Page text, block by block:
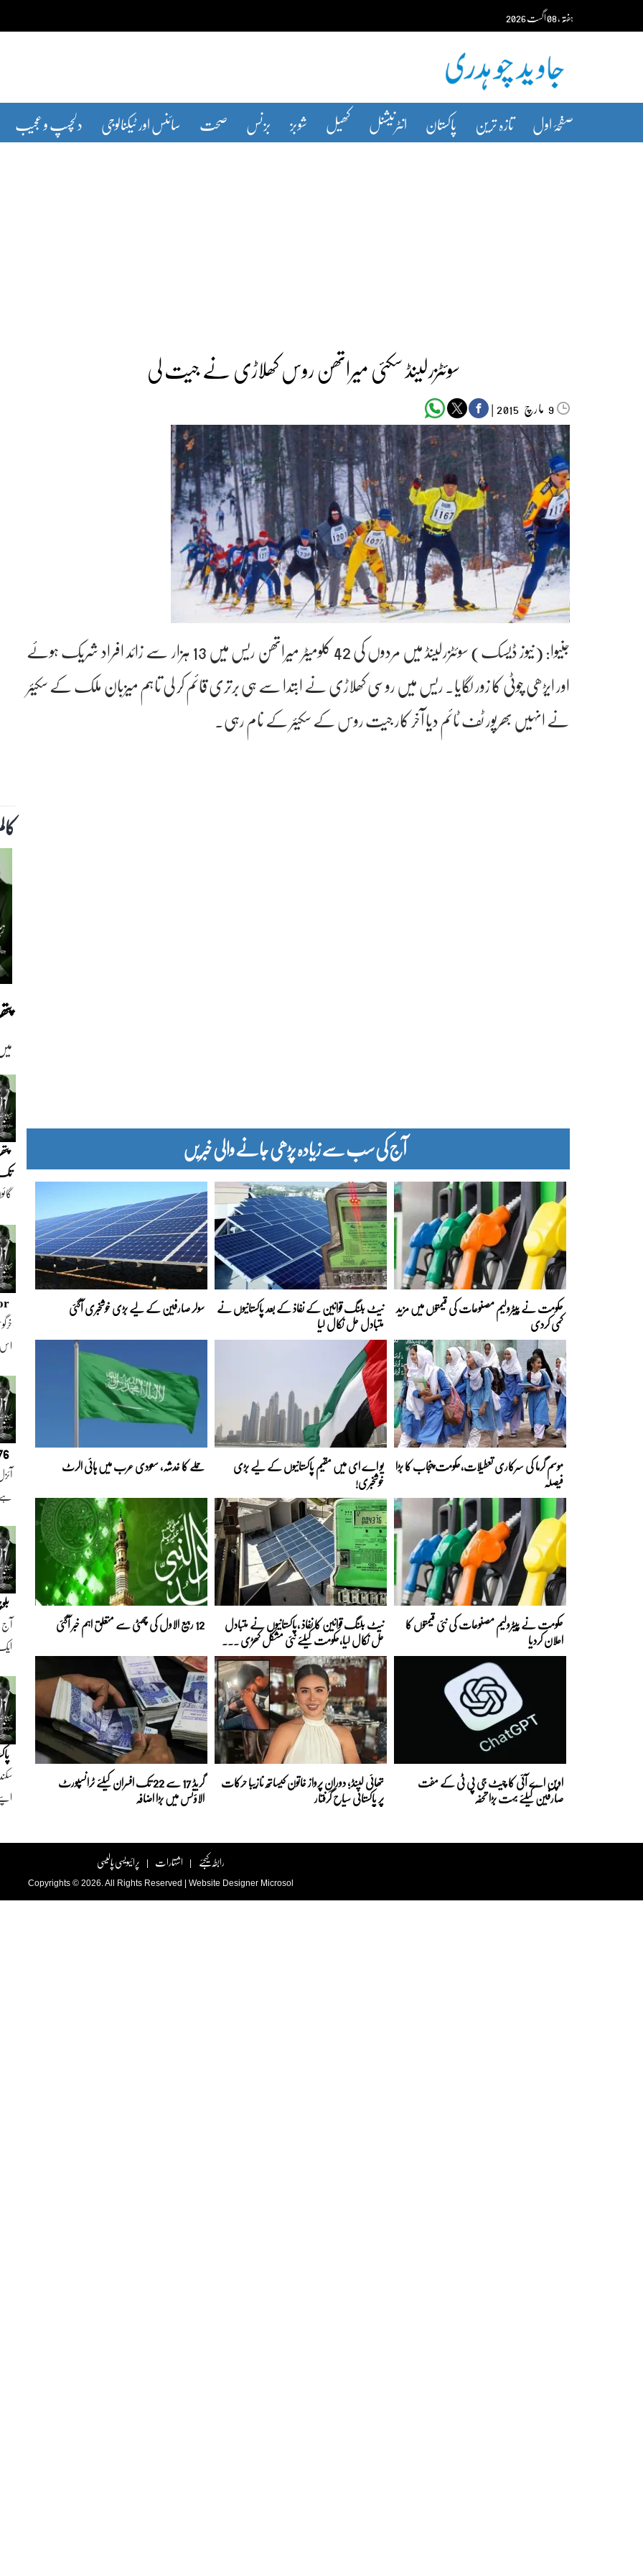
content ہفتہ‬‮،08اگست‬‮2026
صفحۂ اول تازہ ترین پاکستان انٹرنیشنل کھیل شوبز بزنس صحت سائنس اور ٹیکنالوجی دلچسپ و عجیب
سوئٹزرلینڈ سکئی میراتھن روس کھلاڑی نے جیت لی
9مارچ‬‮ |
جنیوا: (نیوز ڈیسک) سوئٹزرلینڈ میں مردوں کی 42 کلومیٹر میراتھن ریس میں 13 ہزار سے زائد افراد شریک ہوئے
اور ایڑھی چوٹی کا زور لگایا۔ ریس میں روسی کھلاڑی نے ابتدا سے ہی برتری قائم کر لی تاہم میزبان ملک کے سکیئر
نے انہیں بھرپور ٹف ٹائم دیا آخر کار جیت روس کے سکیئر کے نام رہی۔
آج کی سب سے زیادہ پڑھی جانے والی خبریں
حکومت نے پیٹرولیم مصنوعات کی قیمتوں میں مزید
کمی کردی
نیٹ بلنگ قوانین کے نفاذ کے بعد پاکستانیوں نے
متبادل حل نکال لیا
سولر صارفین کے لیے بڑی خوشخبری آگئی
موسم گرما کی سرکاری تعطیلات،حکومت پنجاب کا بڑا
فیصلہ
یو اے ای میں مقیم پاکستانیوں کے لیے بڑی
خوشخبری!
حملے کا خدشہ، سعودی عرب میں ہائی الرٹ
حکومت نے پیٹرولیم مصنوعات کی نئی قیمتوں کا
اعلان کردیا
نیٹ بلنگ قوانین کا نفاذ ،پاکستانیوں نے متبادل
حل نکال لیا،حکومت کیلئے نئی مشکل کھڑی ...
12 ربیع الاول کی چھٹی سے متعلق اہم خبر آگئی
اوپن اے آئی کا چیٹ جی پی ٹی کے مفت
صارفین کیلئے بہت بڑا تحفہ
تھائی لینڈ؛ دورانِ پرواز خاتون کیساتھ نازیبا حرکات
پر پاکستانی سیاح گرفتار
گریڈ 17 سے 22 تک افسران کیلئے ٹرانسپورٹ
الاؤنس میں بڑا اضافہ
رابطہ کیجئے | اشتہارات | پرائیویسی پالیسی
Copyrights © 2026. All Rights Reserved | Website Designer Microsol